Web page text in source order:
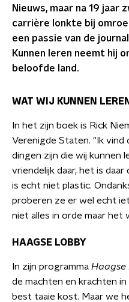
Nieuws, maar na 19 jaar
carrière lonkte bij
een passie van de
Kunnen leren neemt hij
beloofde land.
WAT WIJ KUNNEN
In het zijn boek is Rick
Verenigde Staten. "Ik vind
dingen zijn die wij kunnen
vriendelijk daar, het is
is echt niet plastic.
proberen ze er wel echt
niet alles in orde maar het
HAAGSE LOBBY
In zijn programma Haagse
de machten en krachten
best taaie kost. Maar we